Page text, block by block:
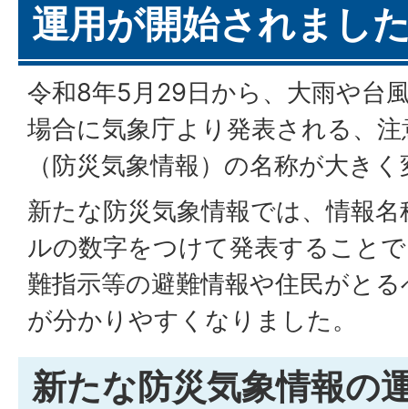
運用が開始されまし
令和8年5月29日から、大雨や台
場合に気象庁より発表される、
（防災気象情報）の名称が大き
新たな防災気象情報では、情報
ルの数字をつけて発表すること
難指示等の避難情報や住民がと
が分かりやすくなりました。
新たな防災気象情報の